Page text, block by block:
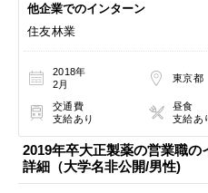
他企業でのインターン
住友林業
2018年
2月
東京都
交通費
支給あり
昼食
支給あ
2019年卒大正製薬の営業職の
詳細（大学名非公開/男性)